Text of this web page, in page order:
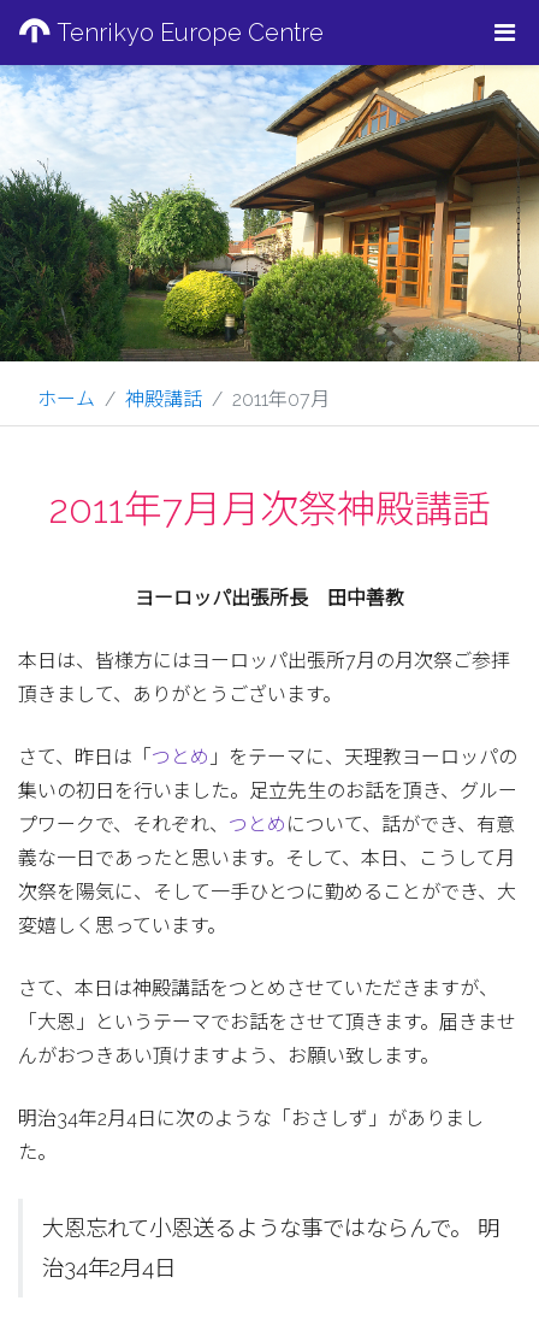
Tenrikyo Europe Centre
ホーム 神殿講話 2011年07月
2011年7月月次祭神殿講話
ヨーロッパ出張所長 田中善教
本日は、皆様方にはヨーロッパ出張所7月の月次祭ご参拝
頂きまして、ありがとうございます。
さて、昨日は「 つとめ 」をテーマに、天理教ヨーロッパの
集いの初日を行いました。足立先生のお話を頂き、グルー
プワークで、それぞれ、 つとめ について、話ができ、有意
義な一日であったと思います。そして、本日、こうして月
次祭を陽気に、そして一手ひとつに勤めることができ、大
変嬉しく思っています。
さて、本日は神殿講話をつとめさせていただきますが、
「大恩」というテーマでお話をさせて頂きます。届きませ
んがおつきあい頂けますよう、お願い致します。
明治34年2月4日に次のような「おさしず」がありまし
た。
大恩忘れて小恩送るような事ではならんで。 明
治34年2月4日